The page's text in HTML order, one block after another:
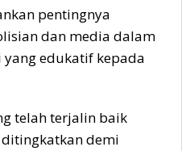
pentingnya
dan media dalam
edukatif kepada
telah terjalin baik
demi